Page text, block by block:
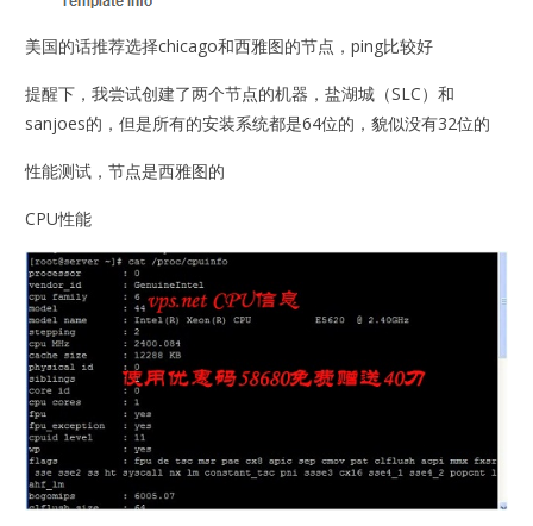
美国的话推荐选择chicago和西雅图的节点，ping比较好
提醒下，我尝试创建了两个节点的机器，盐湖城（SLC）和
sanjoes的，但是所有的安装系统都是64位的，貌似没有32位的
性能测试，节点是西雅图的
CPU性能